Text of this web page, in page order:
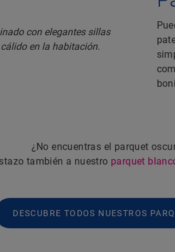
¿No encuentras el parquet
también a nuestro parquet
DESCUBRE TODOS NUESTROS